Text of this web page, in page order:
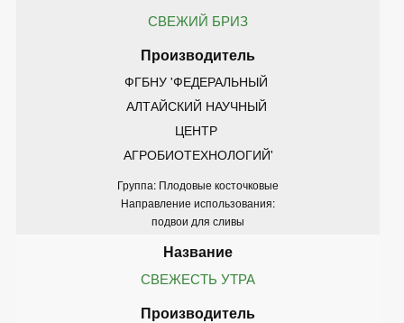
СВЕЖИЙ БРИЗ
ФГБНУ 'ФЕДЕРАЛЬНЫЙ
АЛТАЙСКИЙ НАУЧНЫЙ
ЦЕНТР
АГРОБИОТЕХНОЛОГИЙ'
Группа: Плодовые косточковые
Направление использования:
подвои для сливы
СВЕЖЕСТЬ УТРА